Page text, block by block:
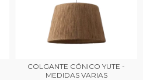
COLGANTE CÓNICO YUTE -
MEDIDAS VARIAS